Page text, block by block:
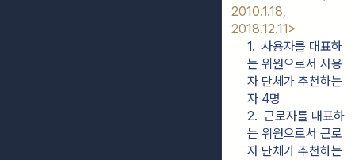
2010.1.18,
2018.12.11>
1.  사용자를 대표하
는 위원으로서 사용
자 단체가 추천하는
자 4명
2.  근로자를 대표하
는 위원으로서 근로
자 단체가 추천하는